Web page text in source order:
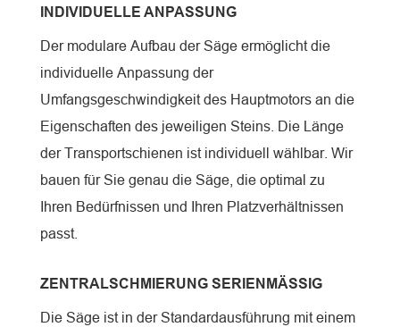
INDIVIDUELLE ANPASSUNG
Der modulare Aufbau der Säge ermöglicht die
individuelle Anpassung der
Umfangsgeschwindigkeit des Hauptmotors an die
Eigenschaften des jeweiligen Steins. Die Länge
der Transportschienen ist individuell wählbar. Wir
bauen für Sie genau die Säge, die optimal zu
Ihren Bedürfnissen und Ihren Platzverhältnissen
passt.
ZENTRALSCHMIERUNG SERIENMÄSSIG
Die Säge ist in der Standardausführung mit einem